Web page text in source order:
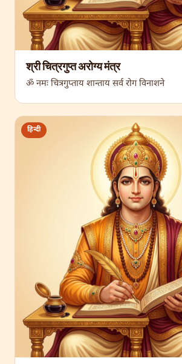
श्री चित्रगुप्त अरोग्य मंत्र
ॐ नमः चित्रगुप्ताय शान्ताय सर्व रोग विनाशने
हिन्दी